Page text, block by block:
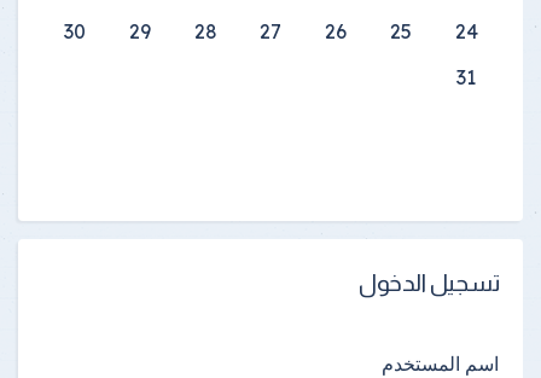
24
25
26
27
28
29
30
31
تسجيل الدخول
اسم المستخدم